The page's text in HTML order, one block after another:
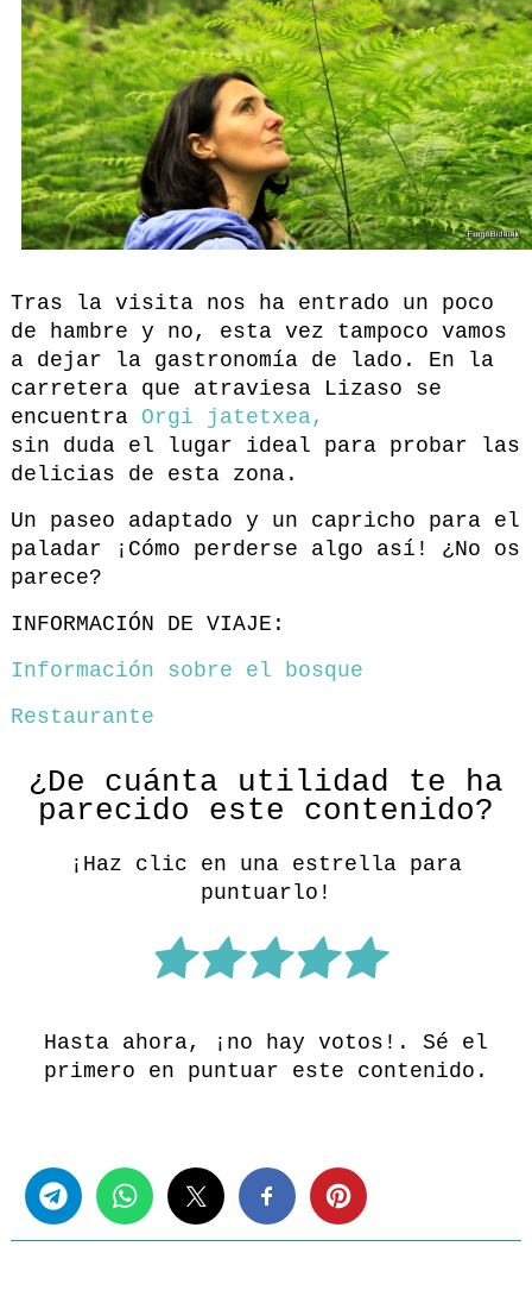
Tras la visita nos ha entrado un poco
de hambre y no, esta vez tampoco vamos
a dejar la gastronomía de lado. En la
carretera que atraviesa Lizaso se
encuentra Orgi jatetxea,
sin duda el lugar ideal para probar las
delicias de esta zona.
Un paseo adaptado y un capricho para el
paladar ¡Cómo perderse algo así! ¿No os
parece?
INFORMACIÓN DE VIAJE:
Información sobre el bosque
Restaurante
¿De cuánta utilidad te ha
parecido este contenido?
¡Haz clic en una estrella para
puntuarlo!
Hasta ahora, ¡no hay votos!. Sé el
primero en puntuar este contenido.